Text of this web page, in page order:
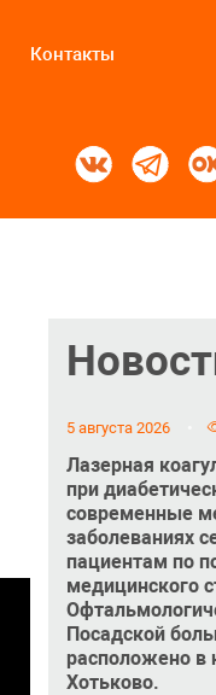
Контакты
5 августа 2026
Лазерная
при
современные
заболеваниях
пациентам по
медицинского
Посадской
расположено в
Хотьково.